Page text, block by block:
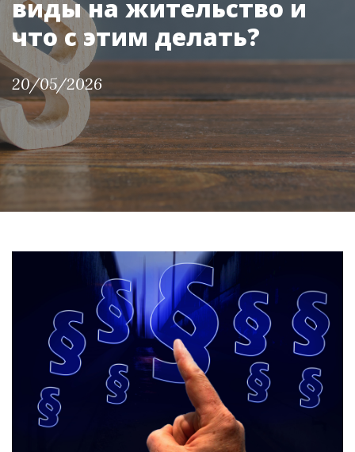
виды на жительство и
что с этим делать?
20/05/2026